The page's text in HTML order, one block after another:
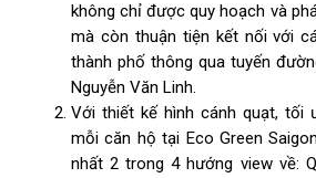
không chỉ được quy hoạch và
mà còn thuận tiện kết nối với
thành phố thông qua tuyến
Nguyễn Văn Linh.
Với thiết kế hình cánh quạt, tối
mỗi căn hộ tại Eco Green
nhất 2 trong 4 hướng view về: